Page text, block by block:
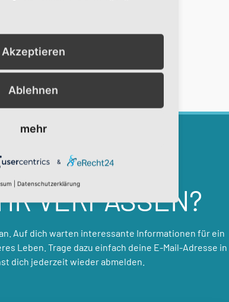
1 2 3 4 5
VERPASSEN?
Auf dich warten interessante Informationen für ein
Leben. Trage dazu einfach deine E-Mail-Adresse in
dich jederzeit wieder abmelden.
Akzeptieren
Ablehnen
mehr
&
Datenschutzerklärung